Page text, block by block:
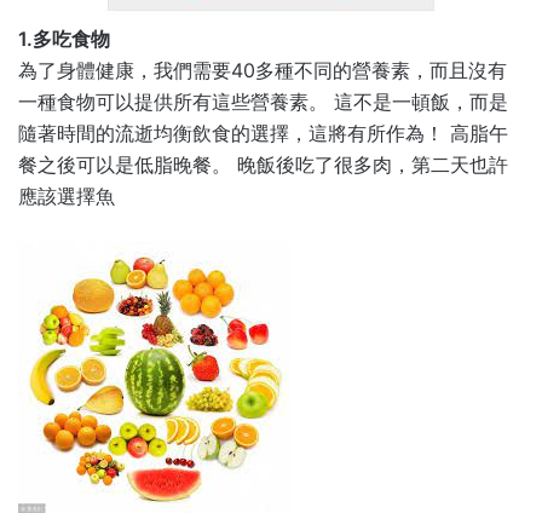
1.多吃食物
為了身體健康，我們需要40多種不同的營養素，而且沒有
一種食物可以提供所有這些營養素。 這不是一頓飯，而是
隨著時間的流逝均衡飲食的選擇，這將有所作為！ 高脂午
餐之後可以是低脂晚餐。 晚飯後吃了很多肉，第二天也許
應該選擇魚